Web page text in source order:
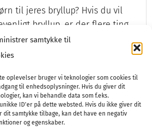
samtykke til
oplevelser bruger vi teknologier som cookies til
til enhedsoplysninger. Hvis du giver dit
kan vi behandle data som f.eks.
ID'er på dette websted. Hvis du ikke giver dit
samtykke tilbage, kan det have en negativ
og egenskaber.
til jeres bryllup? Hvis du vil
bryllup, er der flere ting